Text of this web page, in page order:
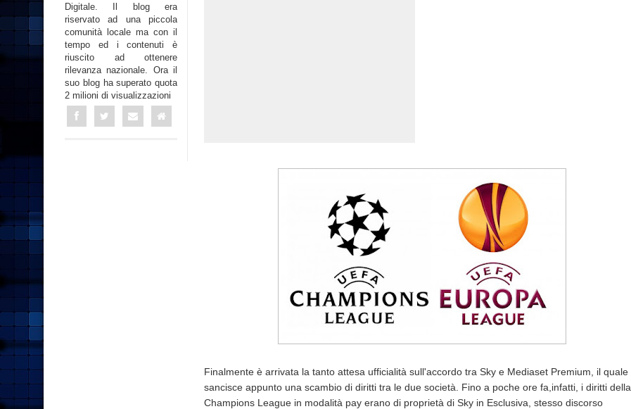
Digitale. Il blog era
riservato ad una piccola
comunità locale ma con il
tempo ed i contenuti è
riuscito ad ottenere
rilevanza nazionale. Ora il
suo blog ha superato quota
2 milioni di visualizzazioni
Finalmente è arrivata la tanto attesa ufficialità sull'accordo tra Sky e Mediaset Premium, il quale
sancisce appunto una scambio di diritti tra le due società. Fino a poche ore fa,infatti, i diritti della
Champions League in modalità pay erano di proprietà di Sky in Esclusiva, stesso discorso